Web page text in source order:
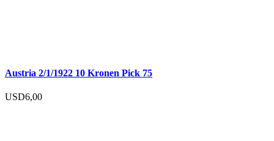
Austria 2/1/1922 10 Kronen Pick 75
USD6,00